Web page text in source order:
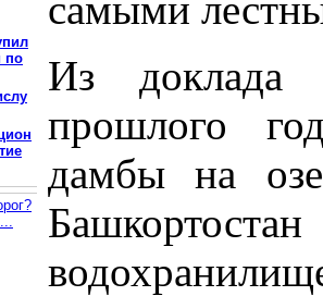
по
Из доклада
прошлого
дамбы на